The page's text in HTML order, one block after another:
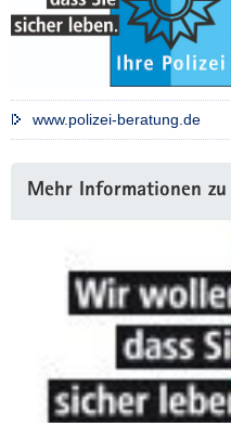
www.polizei-beratung.de
Information
Mehr Informationen zu